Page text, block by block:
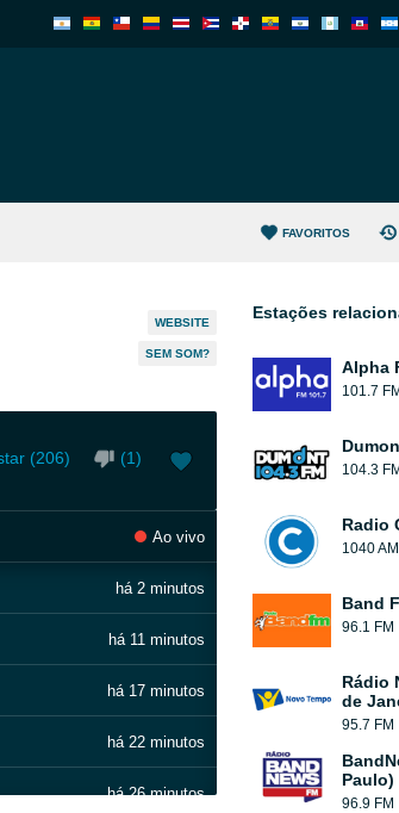
FAVORITOS
WEBSITE
SEM SOM?
(206) (1)
Ao vivo
há 2 minutos
há 11 minutos
há 17 minutos
há 22 minutos
há 26 minutos
Estações
Alpha
101.7 FM
104.3 FM
Radio
1040 AM
Band
96.1 FM
Rádio
de
95.7 FM
Paulo)
96.9 FM